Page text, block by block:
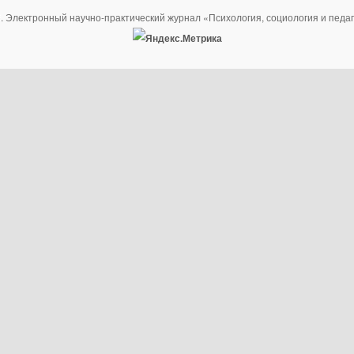
Электронный научно-практический журнал «Психология, социология и